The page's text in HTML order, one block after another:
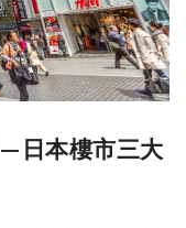
—日本樓市三大